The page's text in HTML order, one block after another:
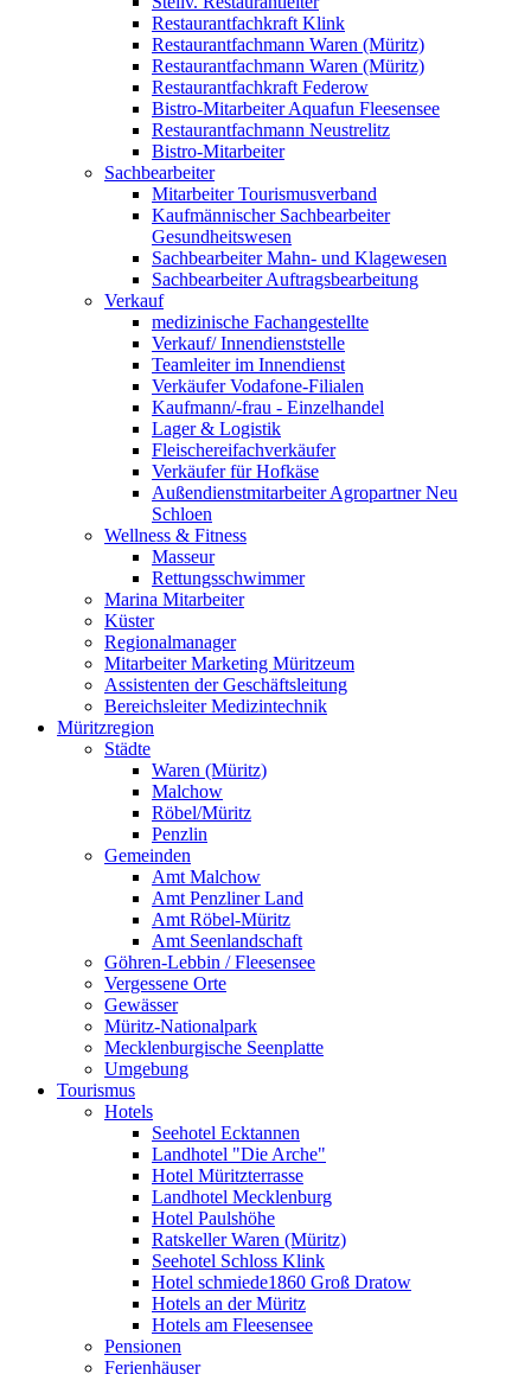
Restaurantfachkraft Klink
Restaurantfachmann Waren (Müritz)
Restaurantfachmann Waren (Müritz)
Restaurantfachkraft Federow
Bistro-Mitarbeiter Aquafun Fleesensee
Restaurantfachmann Neustrelitz
Bistro-Mitarbeiter
Sachbearbeiter
Mitarbeiter Tourismusverband
Kaufmännischer Sachbearbeiter
Gesundheitswesen
Sachbearbeiter Mahn- und Klagewesen
Sachbearbeiter Auftragsbearbeitung
Verkauf
medizinische Fachangestellte
Verkauf/ Innendienststelle
Teamleiter im Innendienst
Verkäufer Vodafone-Filialen
Kaufmann/-frau - Einzelhandel
Lager & Logistik
Fleischereifachverkäufer
Verkäufer für Hofkäse
Außendienstmitarbeiter Agropartner Neu
Schloen
Wellness & Fitness
Masseur
Rettungsschwimmer
Marina Mitarbeiter
Küster
Regionalmanager
Mitarbeiter Marketing Müritzeum
Assistenten der Geschäftsleitung
Bereichsleiter Medizintechnik
Müritzregion
Städte
Waren (Müritz)
Malchow
Röbel/Müritz
Penzlin
Gemeinden
Amt Malchow
Amt Penzliner Land
Amt Röbel-Müritz
Amt Seenlandschaft
Göhren-Lebbin / Fleesensee
Vergessene Orte
Gewässer
Müritz-Nationalpark
Mecklenburgische Seenplatte
Umgebung
Tourismus
Hotels
Seehotel Ecktannen
Landhotel "Die Arche"
Hotel Müritzterrasse
Landhotel Mecklenburg
Hotel Paulshöhe
Ratskeller Waren (Müritz)
Seehotel Schloss Klink
Hotel schmiede1860 Groß Dratow
Hotels an der Müritz
Hotels am Fleesensee
Pensionen
Ferienhäuser